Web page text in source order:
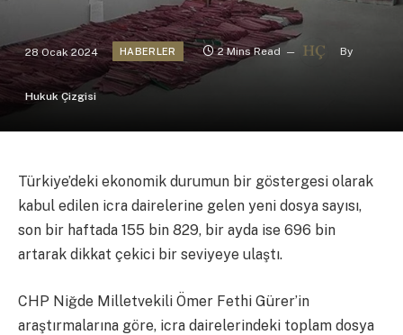
28 Ocak 2024 HABERLER 2 Mins Read By
Hukuk Çizgisi
Türkiye’deki ekonomik durumun bir göstergesi olarak
kabul edilen icra dairelerine gelen yeni dosya sayısı,
son bir haftada 155 bin 829, bir ayda ise 696 bin
artarak dikkat çekici bir seviyeye ulaştı.
CHP Niğde Milletvekili Ömer Fethi Gürer’in
araştırmalarına göre, icra dairelerindeki toplam dosya